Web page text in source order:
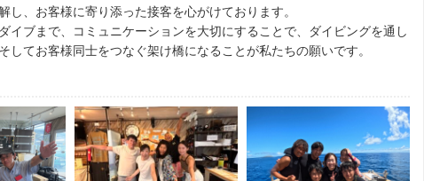
し、お客様に寄り添った接客を心がけております。
イブまで、コミュニケーションを大切にすることで、ダイビングを通し
してお客様同士をつなぐ架け橋になることが私たちの願いです。